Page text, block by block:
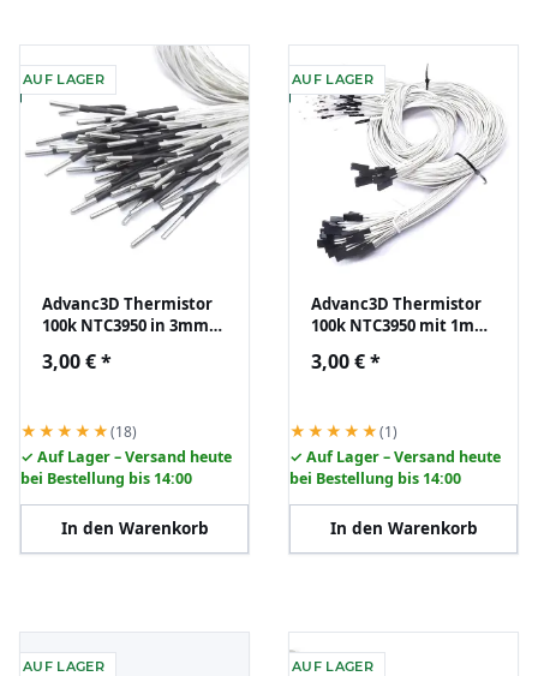
AUF LAGER
Advanc3D Thermistor
100k NTC3950 in 3mm
mit XH 2.54 Anschluß
3,00 €*
★★★★★(18)
✓ Auf Lager – Versand heute
bei Bestellung bis 14:00
In den Warenkorb
AUF LAGER
Advanc3D Thermistor
100k NTC3950 mit 1m
Anschluss
3,00 €*
★★★★★(1)
✓ Auf Lager – Versand heute
bei Bestellung bis 14:00
In den Warenkorb
AUF LAGER AUF LAGER